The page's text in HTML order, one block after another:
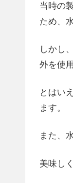
当時の
ため、
しかし
外を使
とはい
ます。
また、
美味し